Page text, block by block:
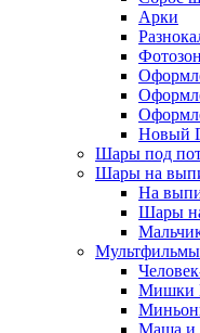
Арки
Новый
Шары под
Шары на
На
Шары
Мультфильмы
Мишки
Маша и